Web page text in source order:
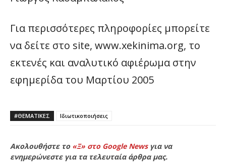
Για περισσότερες πληροφορίες μπορείτε
να δείτε στο site, www.xekinima.org, το
εκτενές και αναλυτικό αφιέρωμα στην
εφημερίδα του Μαρτίου 2005
#ΘΕΜΑΤΙΚΈΣ Ιδιωτικοποιήσεις
Ακολουθήστε το «Ξ» στο Google Newsγια να
ενημερώνεστε για τα τελευταία άρθρα μας.